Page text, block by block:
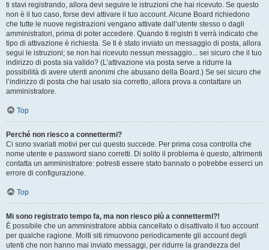
ti stavi registrando, allora devi seguire le istruzioni che hai ricevuto. Se questo
non è il tuo caso, forse devi attivare il tuo account. Alcune Board richiedono
che tutte le nuove registrazioni vengano attivate dall’utente stesso o dagli
amministratori, prima di poter accedere. Quando ti registri ti verrà indicato che
tipo di attivazione è richiesta. Se ti è stato inviato un messaggio di posta, allora
segui le istruzioni; se non hai ricevuto nessun messaggio... sei sicuro che il tuo
indirizzo di posta sia valido? (L’attivazione via posta serve a ridurre la
possibilità di avere utenti anonimi che abusano della Board.) Se sei sicuro che
l’indirizzo di posta che hai usato sia corretto, allora prova a contattare un
amministratore.
Top
Perché non riesco a connettermi?
Ci sono svariati motivi per cui questo succede. Per prima cosa controlla che
nome utente e password siano corretti. Di solito il problema è questo, altrimenti
contatta un amministratore: potresti essere stato bannato o potrebbe esserci un
errore di configurazione.
Top
Mi sono registrato tempo fa, ma non riesco più a connettermi?!
È possibile che un amministratore abbia cancellato o disattivato il tuo account
per qualche ragione. Molti siti rimuovono periodicamente gli account degli
utenti che non hanno mai inviato messaggi, per ridurre la grandezza del